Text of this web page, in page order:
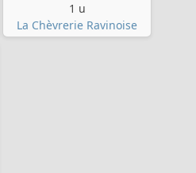
1 u
La Chèvrerie Ravinoise